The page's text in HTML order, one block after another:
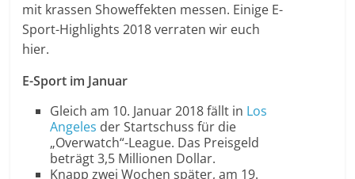
mit krassen Showeffekten messen. Einige E-
Sport-Highlights 2018 verraten wir euch
hier.
E-Sport im Januar
Gleich am 10. Januar 2018 fällt in Los
Angeles der Startschuss für die
„Overwatch“-League. Das Preisgeld
beträgt 3,5 Millionen Dollar.
Knapp zwei Wochen später, am 19.